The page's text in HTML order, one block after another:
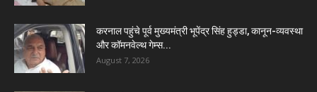
करनाल पहुंचे पूर्व मुख्यमंत्री भूपेंद्र सिंह हुड्डा, कानून-व्यवस्था
और कॉमनवेल्थ गेम्स...
August 7, 2026